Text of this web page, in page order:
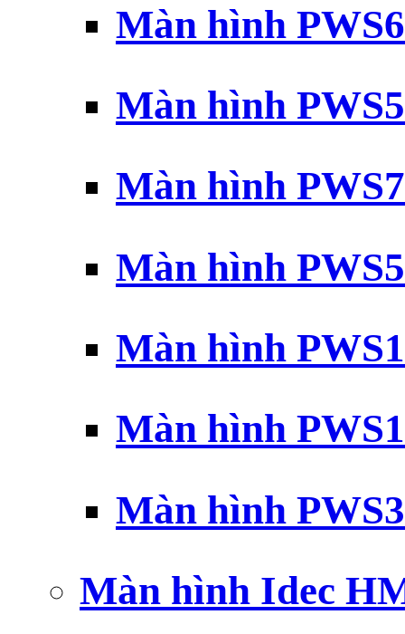
Màn hình
Màn hình
Màn hình
Màn hình
Màn hình
Màn hình
Màn hình
Màn hình Idec